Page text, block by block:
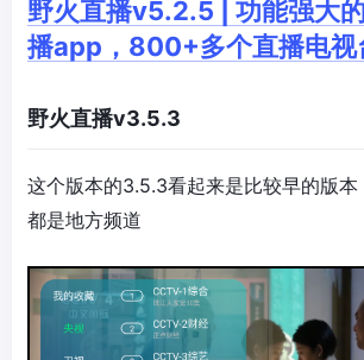
野火直播v5.2.5 | 功能强大
播app，800+多个直播电视
野火直播v3.5.3
这个版本的3.5.3看起来是比较早的版
都是地方频道